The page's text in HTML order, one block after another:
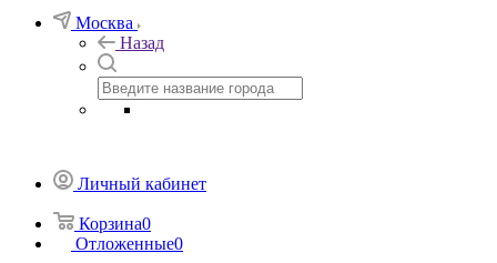
Москва
Назад
Личный кабинет
Корзина0
Отложенные0